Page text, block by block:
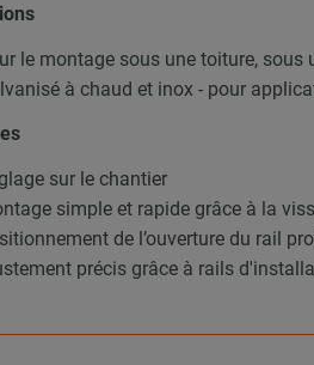
le montage sous une toiture,
à chaud et inox - pour
sur le chantier
simple et rapide grâce à la
de l’ouverture du rail
précis grâce à rails